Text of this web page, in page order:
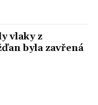
vlaky z
byla zavřená